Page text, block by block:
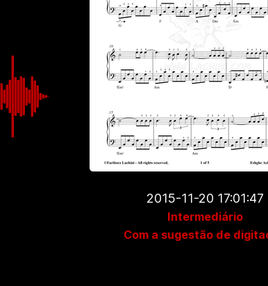
2015-11-20 17:01:47
Intermediário
Com a sugestão de